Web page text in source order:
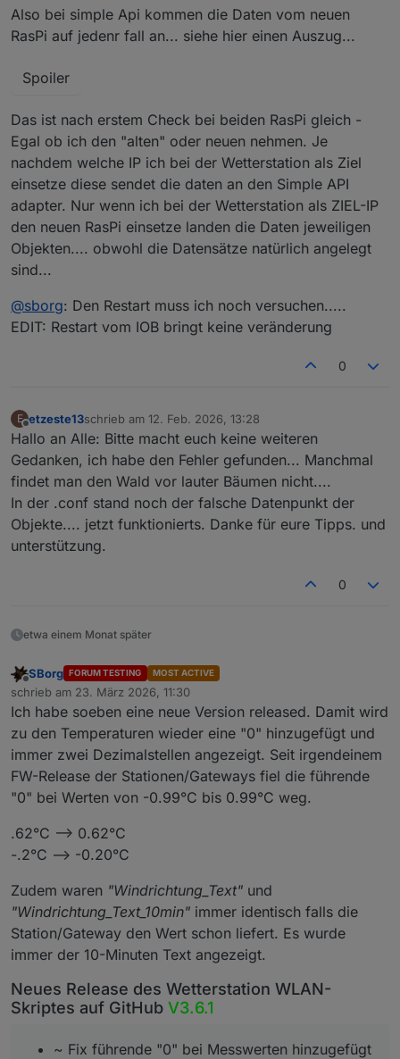
Also bei simple Api kommen die Daten vom neuen
RasPi auf jedenr fall an... siehe hier einen Auszug...
Spoiler
Das ist nach erstem Check bei beiden RasPi gleich -
Egal ob ich den "alten" oder neuen nehmen. Je
nachdem welche IP ich bei der Wetterstation als Ziel
einsetze diese sendet die daten an den Simple API
adapter. Nur wenn ich bei der Wetterstation als ZIEL-IP
den neuen RasPi einsetze landen die Daten jeweiligen
Objekten.... obwohl die Datensätze natürlich angelegt
sind...
@sborg: Den Restart muss ich noch versuchen.....
EDIT: Restart vom IOB bringt keine veränderung
0
E
Offline
etzeste13schrieb am 12. Feb. 2026, 13:28
zuletzt editiert von
Hallo an Alle: Bitte macht euch keine weiteren
Gedanken, ich habe den Fehler gefunden... Manchmal
findet man den Wald vor lauter Bäumen nicht....
In der .conf stand noch der falsche Datenpunkt der
Objekte.... jetzt funktionierts. Danke für eure Tipps. und
unterstützung.
0
etwa einem Monat später
Offline
SBorg FORUM TESTING MOST ACTIVE
schrieb am 23. März 2026, 11:30
zuletzt editiert von
Ich habe soeben eine neue Version released. Damit wird
zu den Temperaturen wieder eine "0" hinzugefügt und
immer zwei Dezimalstellen angezeigt. Seit irgendeinem
FW-Release der Stationen/Gateways fiel die führende
"0" bei Werten von -0.99°C bis 0.99°C weg.
.62°C --> 0.62°C
-.2°C --> -0.20°C
Zudem waren "Windrichtung_Text" und
"Windrichtung_Text_10min" immer identisch falls die
Station/Gateway den Wert schon liefert. Es wurde
immer der 10-Minuten Text angezeigt.
Neues Release des Wetterstation WLAN-
Skriptes auf GitHub V3.6.1
~ Fix führende "0" bei Messwerten hinzugefügt